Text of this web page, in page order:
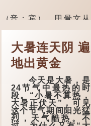
：宾）。甲骨文从
大暑连天阴 遍
地出黄金
今天是大暑，是
24节气中最热的时
段。“小暑不算热，
大暑正伏天”，可见
这个节气期间阳光猛
烈，天气酷热。不